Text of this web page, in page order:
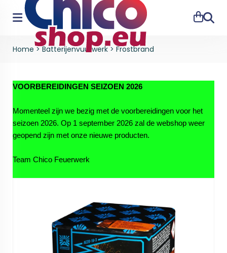
Home >Batterijenvuurwerk> Frostbrand
VOORBEREIDINGEN SEIZOEN 2026
Momenteel zijn we bezig met de voorbereidingen voor het
seizoen 2026. Op 1 september 2026 zal de webshop weer
geopend zijn met onze nieuwe producten.
Team Chico Feuerwerk